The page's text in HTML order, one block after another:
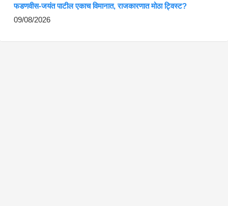
फडणवीस-जयंत पाटील एकाच विमानात, राजकारणात मोठा ट्विस्ट?
09/08/2026